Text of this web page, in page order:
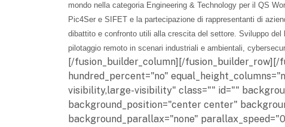
mondo nella categoria Engineering & Technology per il QS
Pic4Ser e SIFET e la partecipazione di rappresentanti di
dibattito e confronto utili alla crescita del settore. Sviluppo del
pilotaggio remoto in scenari industriali e ambientali,
[/fusion_builder_column][/
hundred_percent="no"
visibility,large-visibility" class="" id=""
background_position="center center"
background_parallax="none"